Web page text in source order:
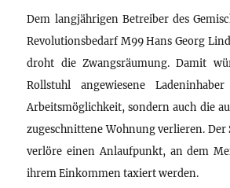
Dem langjährigen Betreiber des
Revolutionsbedarf M99 Hans Georg
droht die Zwangsräumung. Damit
Rollstuhl angewiesene
Arbeitsmöglichkeit, sondern auch die
zugeschnittene Wohnung verlieren. Der
verlöre einen Anlaufpunkt, an dem
ihrem Einkommen taxiert werden.